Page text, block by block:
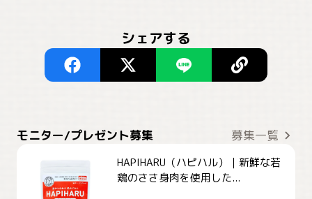
シェアする
モニター/プレゼント募集 募集一覧
HAPIHARU（ハピハル）｜新鮮な若
鶏のささ身肉を使用した...